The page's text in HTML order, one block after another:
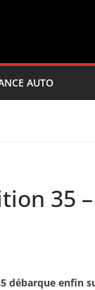
AUTO
35
débarque enfin